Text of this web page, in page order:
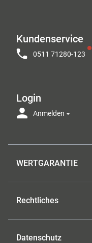
Kundenservice
0511 71280-123
Login
Anmelden
WERTGARANTIE
Rechtliches
Datenschutz